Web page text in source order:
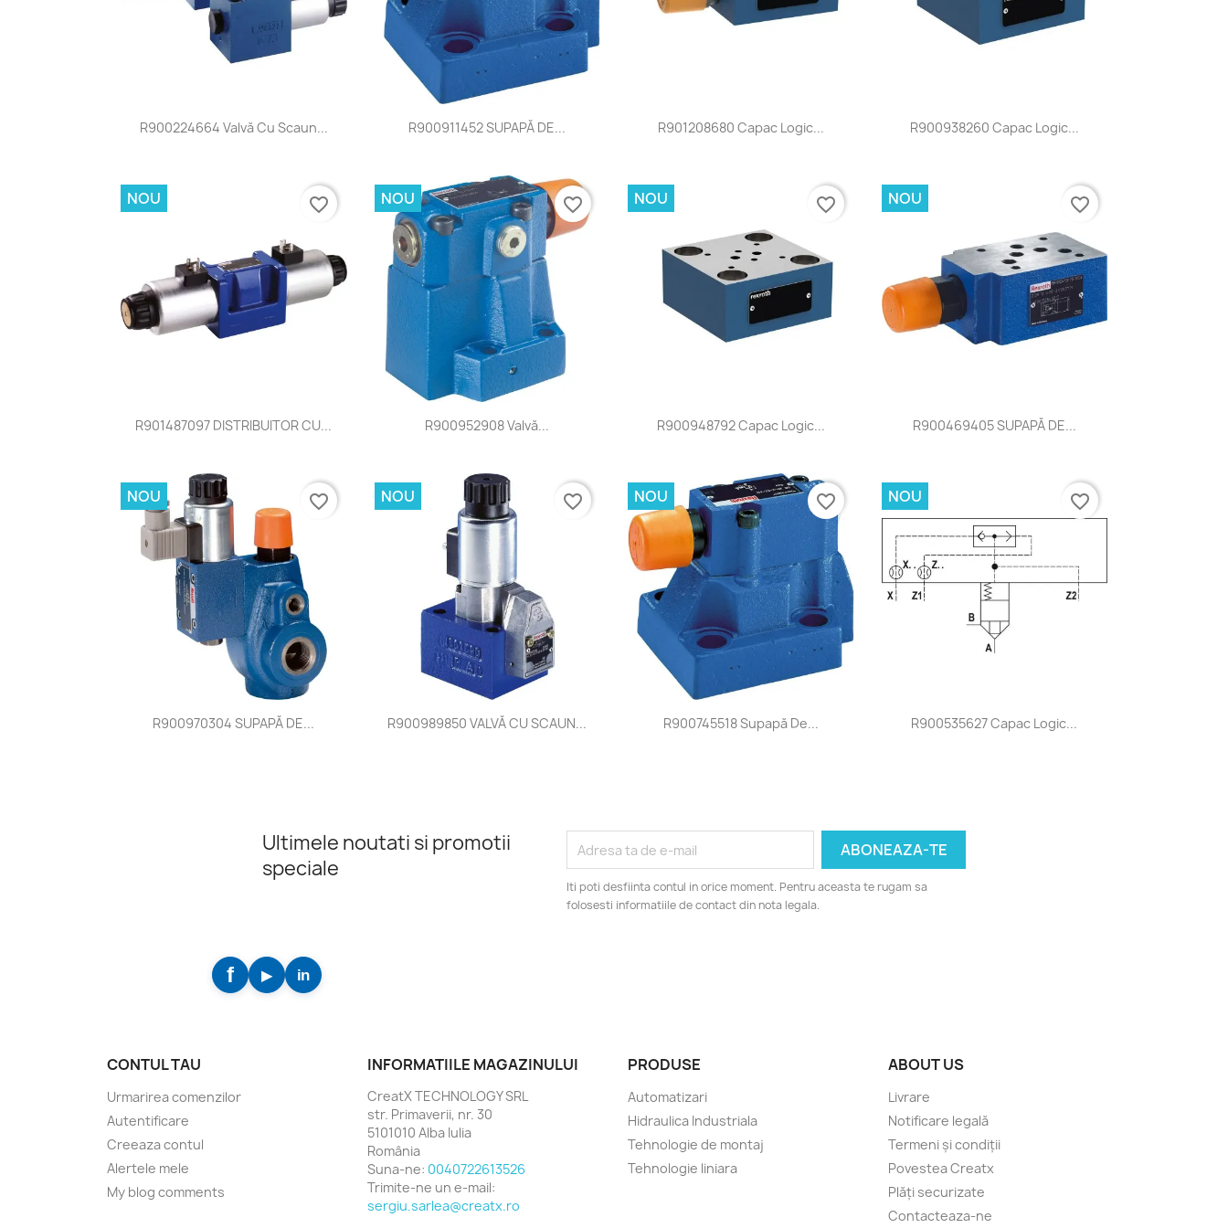
Vizualizare rapida
R900224664 Valvă Cu Scaun... Vizualizare rapida
R900911452 SUPAPĂ DE... Vizualizare rapida
R901208680 Capac Logic... Vizualizare rapida
R900938260 Capac Logic...
Vizualizare rapida
R901487097 DISTRIBUITOR CU...
NOU favorite_border
Vizualizare rapida
R900952908 Valvă...
NOU favorite_border
Vizualizare rapida
R900948792 Capac Logic...
NOU favorite_border
Vizualizare rapida
R900469405 SUPAPĂ DE...
NOU favorite_border
Vizualizare rapida
R900970304 SUPAPĂ DE...
NOU favorite_border
Vizualizare rapida
R900989850 VALVĂ CU SCAUN...
NOU favorite_border
Vizualizare rapida
R900745518 Supapă De...
NOU favorite_border
Vizualizare rapida
R900535627 Capac Logic...
NOU favorite_border
Ultimele noutati si promotii
speciale
Iti poti desfiinta contul in orice moment. Pentru aceasta te rugam sa
folosesti informatiile de contact din nota legala.
CONTUL TAU
Urmarirea comenzilor
Autentificare
Creeaza contul
Alertele mele
My blog comments
INFORMATIILE MAGAZINULUI
CreatX TECHNOLOGY SRL
str. Primaverii, nr. 30
5101010 Alba Iulia
România
Suna-ne: 0040722613526
Trimite-ne un e-mail:
sergiu.sarlea@creatx.ro
PRODUSE
Automatizari
Hidraulica Industriala
Tehnologie de montaj
Tehnologie liniara
ABOUT US
Livrare
Notificare legală
Termeni și condiții
Povestea Creatx
Plăți securizate
Contacteaza-ne